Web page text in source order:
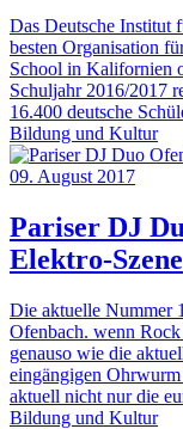
Das Deutsche Institut
besten Organisation
School in Kalifornien
Schuljahr 2016/2017
16.400 deutsche
Bildung und Kultur
09. August 2017
Pariser DJ
Elektro-Szene
Die aktuelle Nummer
Ofenbach. wenn
genauso wie die
eingängigen
aktuell nicht nur die
Bildung und Kultur